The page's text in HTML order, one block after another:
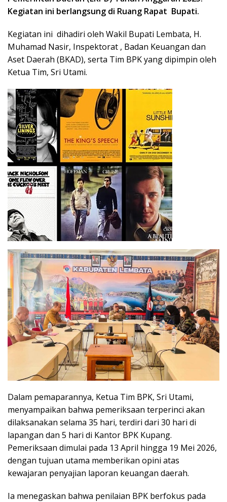
Kegiatan ini berlangsung di Ruang Rapat Bupati.
Kegiatan ini dihadiri oleh Wakil Bupati Lembata, H.
Muhamad Nasir, Inspektorat , Badan Keuangan dan
Aset Daerah (BKAD), serta Tim BPK yang dipimpin oleh
Ketua Tim, Sri Utami.
Dalam pemaparannya, Ketua Tim BPK, Sri Utami,
menyampaikan bahwa pemeriksaan terperinci akan
dilaksanakan selama 35 hari, terdiri dari 30 hari di
lapangan dan 5 hari di Kantor BPK Kupang.
Pemeriksaan dimulai pada 13 April hingga 19 Mei 2026,
dengan tujuan utama memberikan opini atas
kewajaran penyajian laporan keuangan daerah.
Ia menegaskan bahwa penilaian BPK berfokus pada